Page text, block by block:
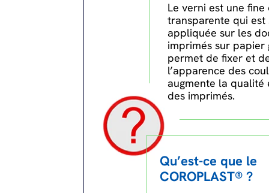
Qu’est-ce que le
COROPLAST® ?
Le verni est une fine
transparente qui est
appliquée sur les
imprimés sur papier
permet de fixer et
l’apparence des
augmente la
des imprimés.